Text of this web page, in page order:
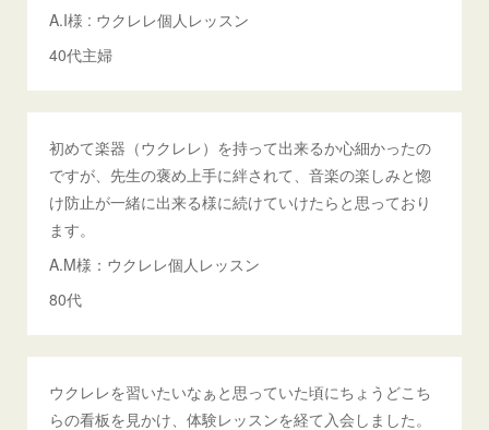
A.I様 : ウクレレ個人レッスン
40代主婦
初めて楽器（ウクレレ）を持って出来るか心細かったの
ですが、先生の褒め上手に絆されて、音楽の楽しみと惚
け防止が一緒に出来る様に続けていけたらと思っており
ます。
A.M様：ウクレレ個人レッスン
80代
ウクレレを習いたいなぁと思っていた頃にちょうどこち
らの看板を見かけ、体験レッスンを経て入会しました。